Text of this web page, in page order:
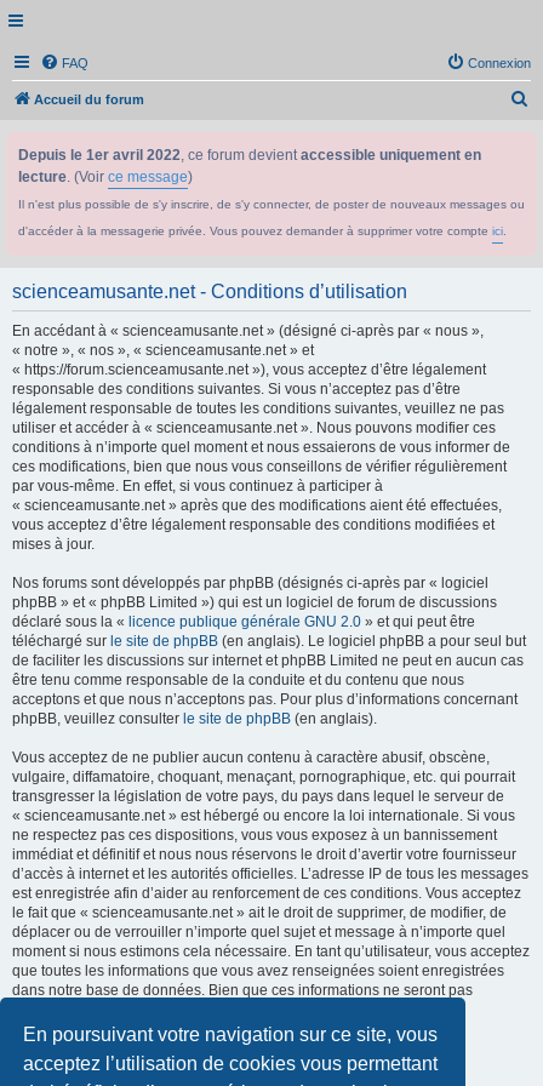
En poursuivant votre navigation sur ce site, vous
acceptez l’utilisation de cookies vous permettant
FAQ Connexion
Accueil du forum
Depuis le 1er avril 2022, ce forum devientaccessible uniquement en
lecture. (Voir ce message)
Il n'est plus possible de s'y inscrire, de s'y connecter, de poster de nouveaux messages ou
d'accéder à la messagerie privée. Vous pouvez demander à supprimer votre compte ici
scienceamusante.net - Conditions d’utilisation
En accédant à « scienceamusante.net » (désigné ci-après par « nous »,
« notre », « nos », « scienceamusante.net » et
« https://forum.scienceamusante.net »), vous acceptez d’être légalement
responsable des conditions suivantes. Si vous n’acceptez pas d’être
légalement responsable de toutes les conditions suivantes, veuillez ne pas
utiliser et accéder à « scienceamusante.net ». Nous pouvons modifier ces
conditions à n’importe quel moment et nous essaierons de vous informer de
ces modifications, bien que nous vous conseillons de vérifier régulièrement
par vous-même. En effet, si vous continuez à participer à
« scienceamusante.net » après que des modifications aient été effectuées,
vous acceptez d’être légalement responsable des conditions modifiées et
mises à jour.
Nos forums sont développés par phpBB (désignés ci-après par « logiciel
phpBB » et « phpBB Limited ») qui est un logiciel de forum de discussions
déclaré sous la « licence publique générale GNU 2.0 » et qui peut être
téléchargé sur le site de phpBB (en anglais). Le logiciel phpBB a pour seul but
de faciliter les discussions sur internet et phpBB Limited ne peut en aucun cas
être tenu comme responsable de la conduite et du contenu que nous
acceptons et que nous n’acceptons pas. Pour plus d’informations concernant
phpBB, veuillez consulter le site de phpBB (en anglais).
Vous acceptez de ne publier aucun contenu à caractère abusif, obscène,
vulgaire, diffamatoire, choquant, menaçant, pornographique, etc. qui pourrait
transgresser la législation de votre pays, du pays dans lequel le serveur de
« scienceamusante.net » est hébergé ou encore la loi internationale. Si vous
ne respectez pas ces dispositions, vous vous exposez à un bannissement
immédiat et définitif et nous nous réservons le droit d’avertir votre fournisseur
d’accès à internet et les autorités officielles. L’adresse IP de tous les messages
est enregistrée afin d’aider au renforcement de ces conditions. Vous acceptez
le fait que « scienceamusante.net » ait le droit de supprimer, de modifier, de
déplacer ou de verrouiller n’importe quel sujet et message à n’importe quel
moment si nous estimons cela nécessaire. En tant qu’utilisateur, vous acceptez
que toutes les informations que vous avez renseignées soient enregistrées
dans notre base de données. Bien que ces informations ne seront pas
« scienceamusante.net », ni phpBB, ne pourront être tenus comme
responsables en cas de tentative de piratage informatique visant à
compromettre vos données.